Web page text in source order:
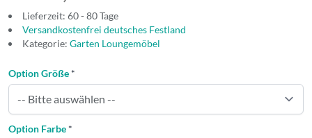
Lieferzeit: 60 - 80 Tage
Versandkostenfrei deutsches Festland
Kategorie: Garten Loungemöbel
Option Größe *
Option Farbe *